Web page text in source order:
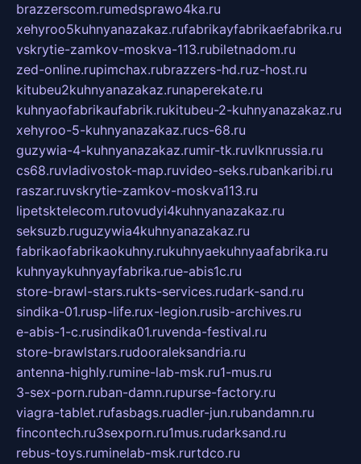
brazzerscom.rumedsprawo4ka.ru
xehyroo5kuhnyanazakaz.rufabrikayfabrikaefabrika.ru
vskrytie-zamkov-moskva-113.rubiletnadom.ru
zed-online.rupimchax.rubrazzers-hd.ruz-host.ru
kitubeu2kuhnyanazakaz.runaperekate.ru
kuhnyaofabrikaufabrik.rukitubeu-2-kuhnyanazakaz.ru
xehyroo-5-kuhnyanazakaz.rucs-68.ru
guzywia-4-kuhnyanazakaz.rumir-tk.ruvlknrussia.ru
cs68.ruvladivostok-map.ruvideo-seks.rubankaribi.ru
raszar.ruvskrytie-zamkov-moskva113.ru
lipetsktelecom.rutovudyi4kuhnyanazakaz.ru
seksuzb.ruguzywia4kuhnyanazakaz.ru
fabrikaofabrikaokuhny.rukuhnyaekuhnyaafabrika.ru
kuhnyaykuhnyayfabrika.rue-abis1c.ru
store-brawl-stars.rukts-services.rudark-sand.ru
sindika-01.rusp-life.rux-legion.rusib-archives.ru
e-abis-1-c.rusindika01.ruvenda-festival.ru
store-brawlstars.rudooraleksandria.ru
antenna-highly.rumine-lab-msk.ru1-mus.ru
3-sex-porn.ruban-damn.rupurse-factory.ru
viagra-tablet.rufasbags.ruadler-jun.rubandamn.ru
fincontech.ru3sexporn.ru1mus.rudarksand.ru
rebus-toys.ruminelab-msk.rurtdco.ru